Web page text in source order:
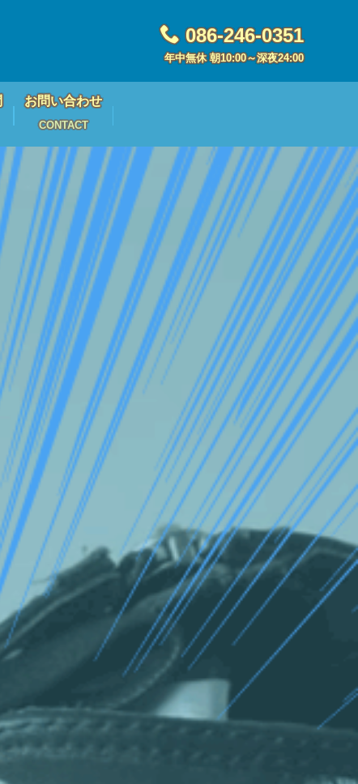
086-246-0351
年中無休 朝10:00～深夜24:00
お問い合わせ
CONTACT